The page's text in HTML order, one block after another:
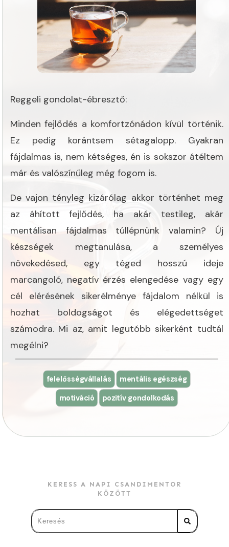
Reggeli gondolat-ébresztő:
Minden fejlődés a komfortzónádon kívül történik.
Ez pedig korántsem sétagalopp. Gyakran
fájdalmas is, nem kétséges, én is sokszor átéltem
már és valószínűleg még fogom is.
De vajon tényleg kizárólag akkor történhet meg
az áhított fejlődés, ha akár testileg, akár
mentálisan fájdalmas túllépnünk valamin? Új
készségek megtanulása, a személyes
növekedésed, egy téged hosszú ideje
marcangoló, negatív érzés elengedése vagy egy
cél elérésének sikerélménye fájdalom nélkül is
hozhat boldogságot és elégedettséget
számodra. Mi az, amit legutóbb sikerként tudtál
megélni?
felelősségvállalás
mentális egészség
motiváció
pozitív gondolkodás
KERESS A NAPI CSANDIMENTOR
KÖZÖTT